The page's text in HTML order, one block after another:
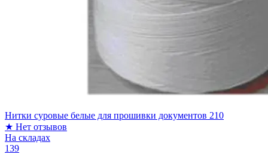
Нитки суровые белые для прошивки документов 210
★ Нет отзывов
На складах
139